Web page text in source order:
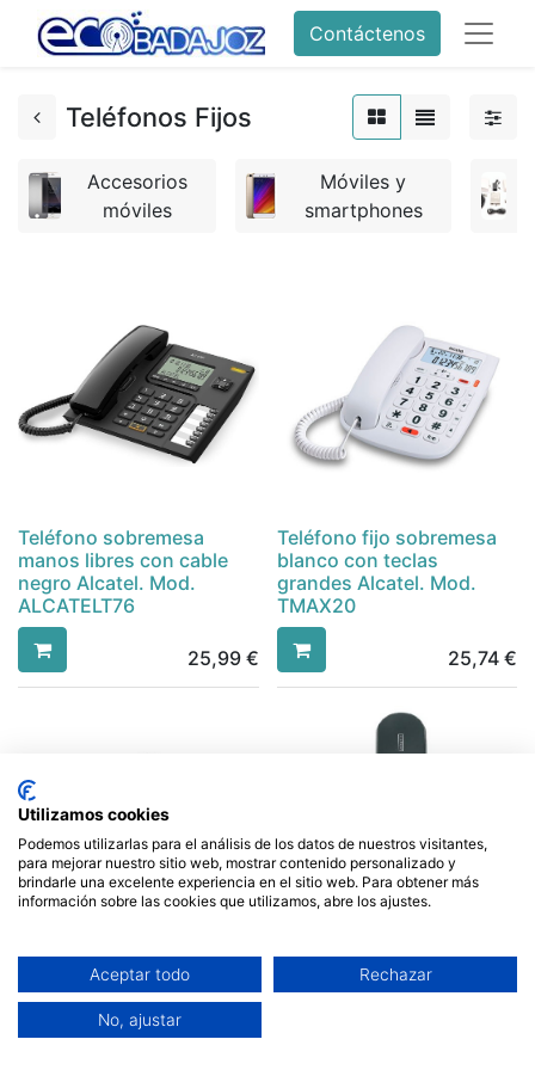
Contáctenos
Teléfonos Fijos
Accesorios
móviles
Móviles y
smartphones
Teléfono sobremesa
manos libres con cable
negro Alcatel. Mod.
ALCATELT76
25,99€
Teléfono fijo sobremesa
blanco con teclas
grandes Alcatel. Mod.
TMAX20
25,74 €
Teléfono fijo sobremesa
negro Alcatel. Mod.
TEMPORIS180N
TELÉFONO FIJO TIPO
GONDOLA PANTALLA.
Utilizamos cookies
Podemos utilizarlas para el análisis de los datos de nuestros visitantes,
para mejorar nuestro sitio web, mostrar contenido personalizado y
brindarle una excelente experiencia en el sitio web. Para obtener más
información sobre las cookies que utilizamos, abre los ajustes.
Aceptar todo Rechazar
No, ajustar